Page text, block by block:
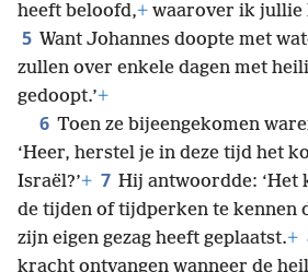
heeft beloofd,+ waarover ik jullie
5 Want Johannes doopte met
zullen over enkele dagen met
gedoopt.’+
6 Toen ze bijeengekomen
‘Heer, herstel je in deze tijd het
Israël?’+ 7 Hij antwoordde:
de tijden of tijdperken te kennen
zijn eigen gezag heeft geplaatst.+
kracht ontvangen wanneer de